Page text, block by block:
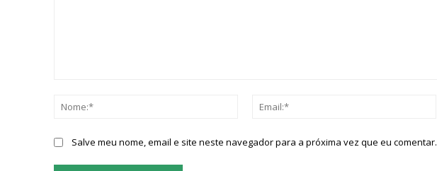
Nome:*
Salve meu nome, email e site neste navegador para a próxima vez que eu comentar.